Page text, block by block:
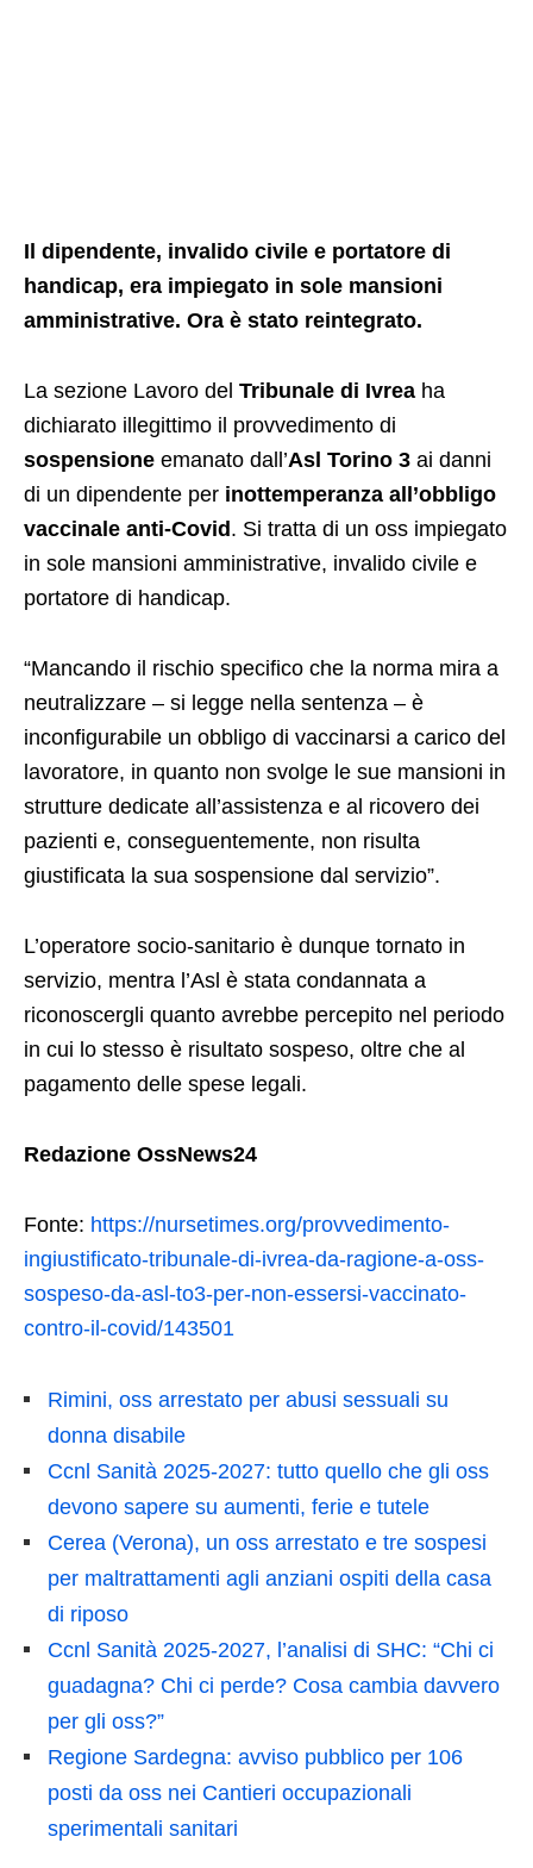
Il dipendente, invalido civile e portatore di
handicap, era impiegato in sole mansioni
amministrative. Ora è stato reintegrato.
La sezione Lavoro del Tribunale di Ivrea ha
dichiarato illegittimo il provvedimento di
sospensione emanato dall’Asl Torino 3 ai danni
di un dipendente per inottemperanza all’obbligo
vaccinale anti-Covid. Si tratta di un oss impiegato
in sole mansioni amministrative, invalido civile e
portatore di handicap.
“Mancando il rischio specifico che la norma mira a
neutralizzare – si legge nella sentenza – è
inconfigurabile un obbligo di vaccinarsi a carico del
lavoratore, in quanto non svolge le sue mansioni in
strutture dedicate all’assistenza e al ricovero dei
pazienti e, conseguentemente, non risulta
giustificata la sua sospensione dal servizio”.
L’operatore socio-sanitario è dunque tornato in
servizio, mentra l’Asl è stata condannata a
riconoscergli quanto avrebbe percepito nel periodo
in cui lo stesso è risultato sospeso, oltre che al
pagamento delle spese legali.
Redazione OssNews24
Fonte: https://nursetimes.org/provvedimento-
ingiustificato-tribunale-di-ivrea-da-ragione-a-oss-
sospeso-da-asl-to3-per-non-essersi-vaccinato-
contro-il-covid/143501
Rimini, oss arrestato per abusi sessuali su
donna disabile
Ccnl Sanità 2025-2027: tutto quello che gli oss
devono sapere su aumenti, ferie e tutele
Cerea (Verona), un oss arrestato e tre sospesi
per maltrattamenti agli anziani ospiti della casa
di riposo
Ccnl Sanità 2025-2027, l’analisi di SHC: “Chi ci
guadagna? Chi ci perde? Cosa cambia davvero
per gli oss?”
Regione Sardegna: avviso pubblico per 106
posti da oss nei Cantieri occupazionali
sperimentali sanitari